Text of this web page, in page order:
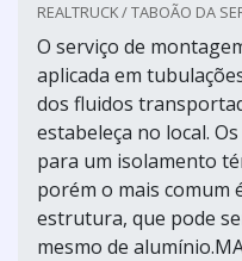
REALTRUCK / TABOÃO DA
O serviço de
aplicada em
dos fluidos
estabeleça no local.
para um isolamento
porém o mais comum
estrutura, que pode
mesmo de